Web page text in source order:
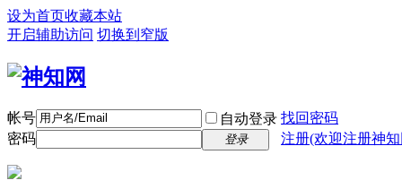
设为首页收藏本站
开启辅助访问 切换到窄版
帐号 自动登录 找回密码
密码
登录 注册(欢迎注册神